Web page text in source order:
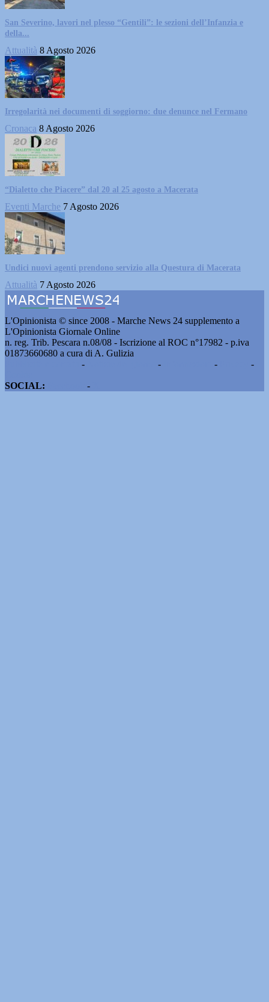
San Severino, lavori nel plesso “Gentili”: le sezioni dell’Infanzia e
della...
Attualità 8 Agosto 2026
Irregolarità nei documenti di soggiorno: due denunce nel Fermano
Cronaca 8 Agosto 2026
“Dialetto che Piacere” dal 20 al 25 agosto a Macerata
Eventi Marche 7 Agosto 2026
Undici nuovi agenti prendono servizio alla Questura di Macerata
Attualità 7 Agosto 2026
L'Opinionista © since 2008 - Marche News 24 supplemento a
L'Opinionista Giornale Online
n. reg. Trib. Pescara n.08/08 - Iscrizione al ROC n°17982 - p.iva
01873660680 a cura di A. Gulizia
- - -
-
SOCIAL:
-